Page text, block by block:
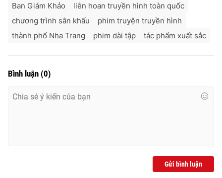
Ban Giám Khảo
liên hoan truyền hình toàn quốc
chương trình sân khấu
phim truyện truyền hình
thành phố Nha Trang
phim dài tập tác phẩm xuất sắc
Bình luận (0)
Gửi bình luận